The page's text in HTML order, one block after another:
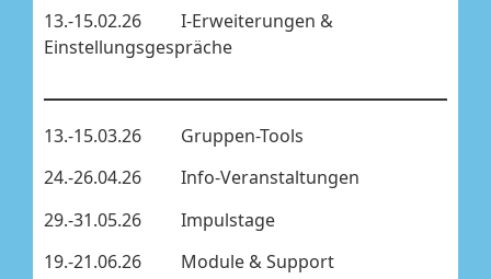
13.-15.02.26 I-Erweiterungen &
Einstellungsgespräche
13.-15.03.26 Gruppen-Tools
24.-26.04.26 Info-Veranstaltungen
29.-31.05.26 Impulstage
19.-21.06.26 Module & Support